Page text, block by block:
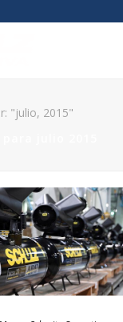
"julio, 2015"